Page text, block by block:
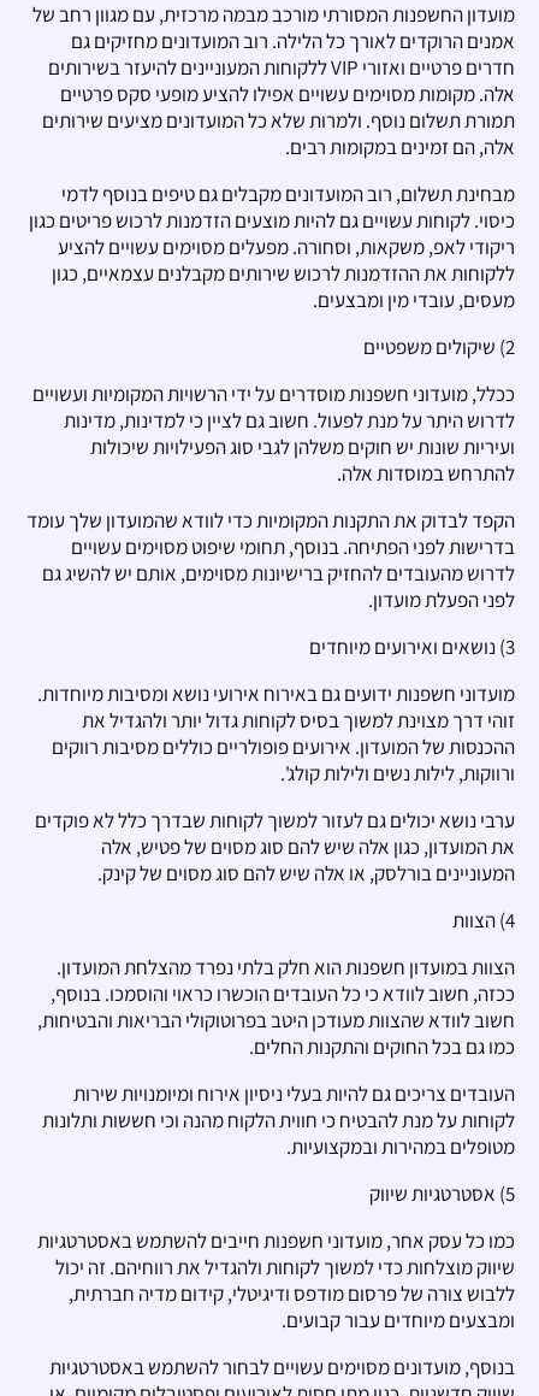
מועדון החשפנות המסורתי מורכב מבמה מרכזית, עם מגוון רחב של
אמנים הרוקדים לאורך כל הלילה. רוב המועדונים מחזיקים גם
חדרים פרטיים ואזורי VIP ללקוחות המעוניינים להיעזר בשירותים
אלה. מקומות מסוימים עשויים אפילו להציע מופעי סקס פרטיים
תמורת תשלום נוסף. ולמרות שלא כל המועדונים מציעים שירותים
אלה, הם זמינים במקומות רבים.
מבחינת תשלום, רוב המועדונים מקבלים גם טיפים בנוסף לדמי
כיסוי. לקוחות עשויים גם להיות מוצעים הזדמנות לרכוש פריטים כגון
ריקודי לאפ, משקאות, וסחורה. מפעלים מסוימים עשויים להציע
ללקוחות את ההזדמנות לרכוש שירותים מקבלנים עצמאיים, כגון
מעסים, עובדי מין ומבצעים.
2) שיקולים משפטיים
ככלל, מועדוני חשפנות מוסדרים על ידי הרשויות המקומיות ועשויים
לדרוש היתר על מנת לפעול. חשוב גם לציין כי למדינות, מדינות
ועיריות שונות יש חוקים משלהן לגבי סוג הפעילויות שיכולות
להתרחש במוסדות אלה.
הקפד לבדוק את התקנות המקומיות כדי לוודא שהמועדון שלך עומד
בדרישות לפני הפתיחה. בנוסף, תחומי שיפוט מסוימים עשויים
לדרוש מהעובדים להחזיק ברישיונות מסוימים, אותם יש להשיג גם
לפני הפעלת מועדון.
3) נושאים ואירועים מיוחדים
מועדוני חשפנות ידועים גם באירוח אירועי נושא ומסיבות מיוחדות.
זוהי דרך מצוינת למשוך בסיס לקוחות גדול יותר ולהגדיל את
ההכנסות של המועדון. אירועים פופולריים כוללים מסיבות רווקים
ורווקות, לילות נשים ולילות קולג'.
ערבי נושא יכולים גם לעזור למשוך לקוחות שבדרך כלל לא פוקדים
את המועדון, כגון אלה שיש להם סוג מסוים של פטיש, אלה
המעוניינים בורלסק, או אלה שיש להם סוג מסוים של קינק.
4) הצוות
הצוות במועדון חשפנות הוא חלק בלתי נפרד מהצלחת המועדון.
ככזה, חשוב לוודא כי כל העובדים הוכשרו כראוי והוסמכו. בנוסף,
חשוב לוודא שהצוות מעודכן היטב בפרוטוקולי הבריאות והבטיחות,
כמו גם בכל החוקים והתקנות החלים.
העובדים צריכים גם להיות בעלי ניסיון אירוח ומיומנויות שירות
לקוחות על מנת להבטיח כי חווית הלקוח מהנה וכי חששות ותלונות
מטופלים במהירות ובמקצועיות.
5) אסטרטגיות שיווק
כמו כל עסק אחר, מועדוני חשפנות חייבים להשתמש באסטרטגיות
שיווק מוצלחות כדי למשוך לקוחות ולהגדיל את רווחיהם. זה יכול
ללבוש צורה של פרסום מודפס ודיגיטלי, קידום מדיה חברתית,
ומבצעים מיוחדים עבור קבועים.
בנוסף, מועדונים מסוימים עשויים לבחור להשתמש באסטרטגיות